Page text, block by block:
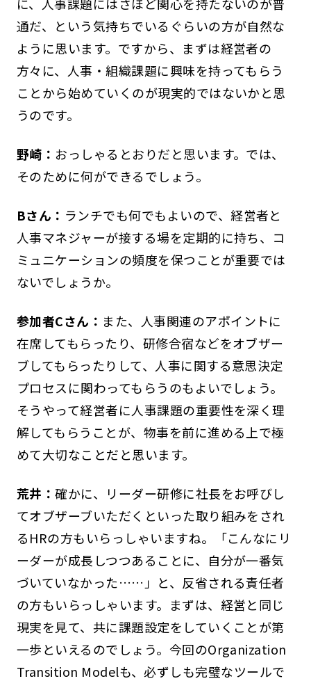
通だ、という気持ちでいるぐらいの方が自然な
ように思います。ですから、まずは経営者の
方々に、人事・組織課題に興味を持ってもらう
ことから始めていくのが現実的ではないかと思
うのです。
野崎： おっしゃるとおりだと思います。では、
そのために何ができるでしょう。
Bさん： ランチでも何でもよいので、経営者と
人事マネジャーが接する場を定期的に持ち、コ
ミュニケーションの頻度を保つことが重要では
ないでしょうか。
参加者Cさん： また、人事関連のアポイントに
在席してもらったり、研修合宿などをオブザー
ブしてもらったりして、人事に関する意思決定
プロセスに関わってもらうのもよいでしょう。
そうやって経営者に人事課題の重要性を深く理
解してもらうことが、物事を前に進める上で極
めて大切なことだと思います。
荒井：確かに、リーダー研修に社長をお呼びし
てオブザーブいただくといった取り組みをされ
るHRの方もいらっしゃいますね。「こんなにリ
ーダーが成長しつつあることに、自分が一番気
づいていなかった……」と、反省される責任者
の方もいらっしゃいます。まずは、経営と同じ
現実を見て、共に課題設定をしていくことが第
一歩といえるのでしょう。今回のOrganization
Transition Modelも、必ずしも完璧なツールで